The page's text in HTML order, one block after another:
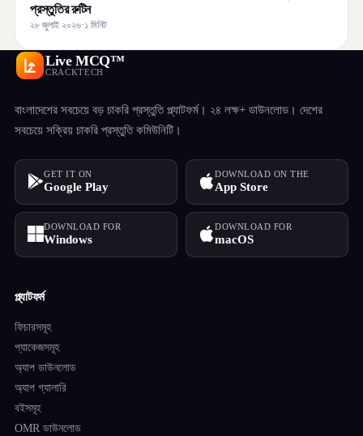
প্রস্তুতির রুটিন
২৮ জুলাই ২০২৬·১ মিনিট
Live MCQ™
CRACKTECH
বাংলাদেশের সবচেয়ে বড় চাকরি প্রস্তুতি প্ল্যাটফর্ম। ২৪ লক্ষ+ ডাউনলোড। দেশের
সবচেয়ে সক্রিয় চাকরি প্রস্তুতি কমিউনিটি।
GET IT ON
Google Play
DOWNLOAD ON THE
App Store
DOWNLOAD FOR
Windows
DOWNLOAD FOR
macOS
প্ল্যাটফর্ম
ফিচারসমূহ
প্যাকেজসমূহ
অ্যাপ ডাউনলোড
অ্যাপ গ্যালারি
বইসমূহ
OMR ডাউনলোড